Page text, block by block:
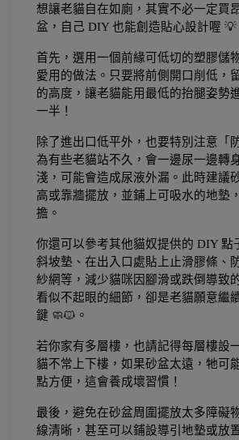
想讓老貓自在如廁，其實不必一定買
盆，自己 DIY 也能創造貼心設計喔 💡
首先，選用一個前緣可低切的塑膠儲
愛用的做法。只要將前側開口削低，
的高度，讓老貓能用最低的抬腿姿勢
一半！
除了進出口低平外，也要特別注意「
為有些老貓站不久，會一邊尿一邊轉
淺，可能會造成尿液外漏。此時建議
高或靠牆擺放，並鋪上可吸水的地墊
擔。
你還可以參考其他貓奴提供的 DIY 點
斜坡墊、在出入口處貼上止滑膠條、
紗網等，減少貓咪因腳滑或跌倒導致
看似不起眼的細節，卻是老貓願意繼
鍵 🧼🐱。
若你家有多層樓，也請記得每層樓設
貓不常上下樓，如果砂盆太遠，牠可
點方便，這會養成壞習慣！
最後，避免在砂盆周圍擺放太多障礙
線清晰，甚至可以鋪設導引地墊或放